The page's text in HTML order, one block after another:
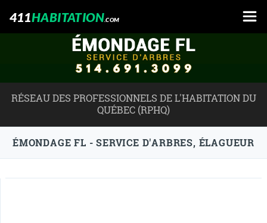
411HABITATION.COM
RÉSEAU DES PROFESSIONNELS DE L'HABITATION DU
QUÉBEC (RPHQ)
ÉMONDAGE FL - SERVICE D'ARBRES, ÉLAGUEUR